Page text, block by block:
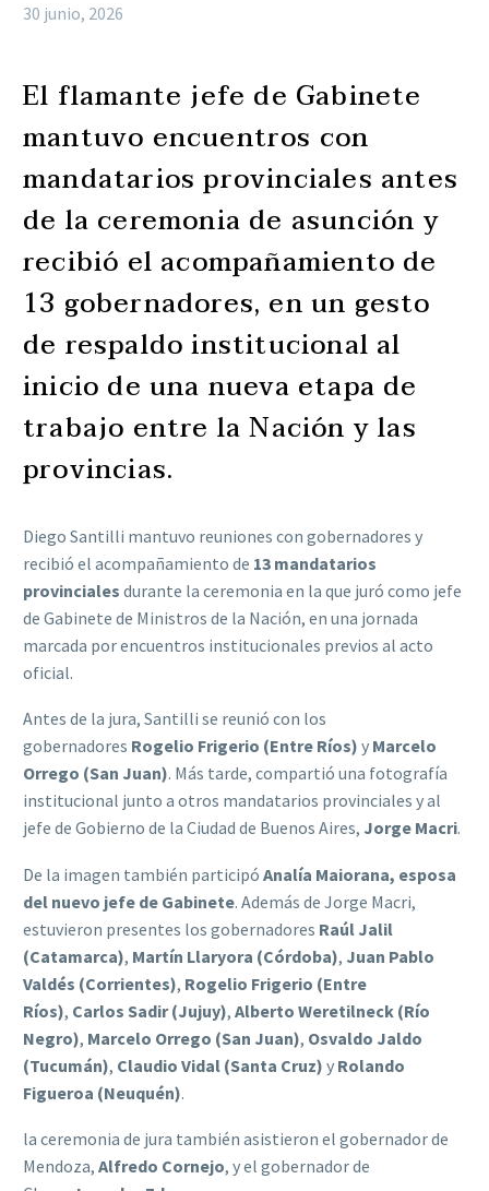
30 junio, 2026
El flamante jefe de Gabinete
mantuvo encuentros con
mandatarios provinciales antes
de la ceremonia de asunción y
recibió el acompañamiento de
13 gobernadores, en un gesto
de respaldo institucional al
inicio de una nueva etapa de
trabajo entre la Nación y las
provincias.
Diego Santilli mantuvo reuniones con gobernadores y
recibió el acompañamiento de 13 mandatarios
provinciales durante la ceremonia en la que juró como jefe
de Gabinete de Ministros de la Nación, en una jornada
marcada por encuentros institucionales previos al acto
oficial.
Antes de la jura, Santilli se reunió con los
gobernadores Rogelio Frigerio (Entre Ríos) y Marcelo
Orrego (San Juan). Más tarde, compartió una fotografía
institucional junto a otros mandatarios provinciales y al
jefe de Gobierno de la Ciudad de Buenos Aires, Jorge Macri.
De la imagen también participó Analía Maiorana, esposa
del nuevo jefe de Gabinete. Además de Jorge Macri,
estuvieron presentes los gobernadores Raúl Jalil
(Catamarca), Martín Llaryora (Córdoba), Juan Pablo
Valdés (Corrientes), Rogelio Frigerio (Entre
Ríos), Carlos Sadir (Jujuy), Alberto Weretilneck (Río
Negro), Marcelo Orrego (San Juan), Osvaldo Jaldo
(Tucumán), Claudio Vidal (Santa Cruz) y Rolando
Figueroa (Neuquén).
la ceremonia de jura también asistieron el gobernador de
Mendoza, Alfredo Cornejo, y el gobernador de